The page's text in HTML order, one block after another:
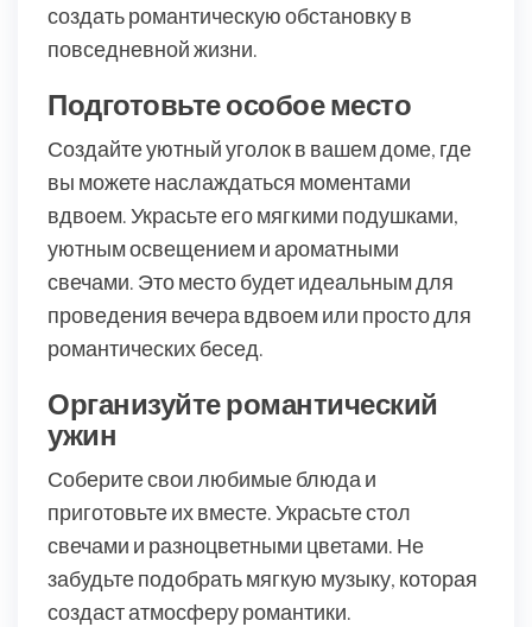
создать романтическую обстановку в
повседневной жизни.
Подготовьте особое место
Создайте уютный уголок в вашем доме, где
вы можете наслаждаться моментами
вдвоем. Украсьте его мягкими подушками,
уютным освещением и ароматными
свечами. Это место будет идеальным для
проведения вечера вдвоем или просто для
романтических бесед.
Организуйте романтический
ужин
Соберите свои любимые блюда и
приготовьте их вместе. Украсьте стол
свечами и разноцветными цветами. Не
забудьте подобрать мягкую музыку, которая
создаст атмосферу романтики.